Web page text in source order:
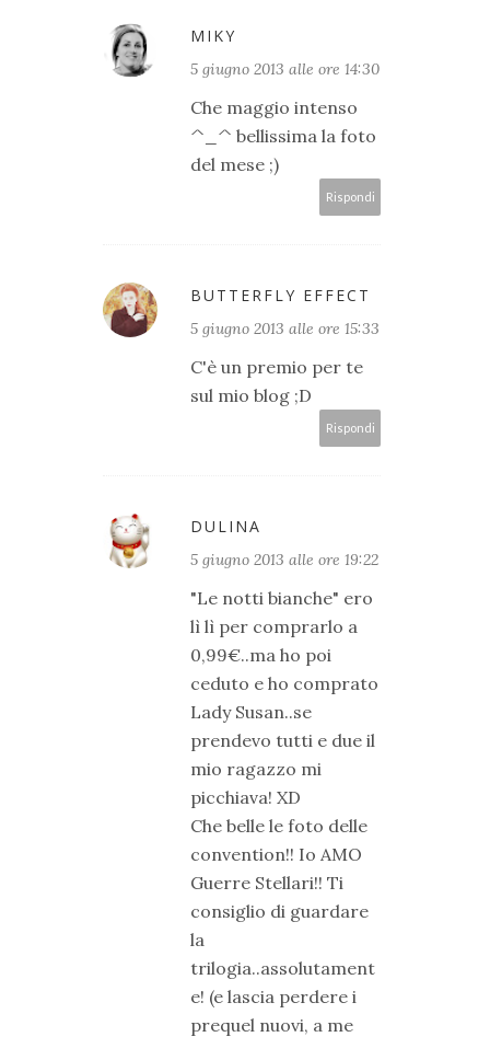
MIKY
5 giugno 2013 alle ore 14:30
Che maggio intenso
^_^ bellissima la foto
del mese ;)
Rispondi
BUTTERFLY EFFECT
5 giugno 2013 alle ore 15:33
C'è un premio per te
sul mio blog ;D
Rispondi
DULINA
5 giugno 2013 alle ore 19:22
"Le notti bianche" ero
lì lì per comprarlo a
0,99€..ma ho poi
ceduto e ho comprato
Lady Susan..se
prendevo tutti e due il
mio ragazzo mi
picchiava! XD
Che belle le foto delle
convention!! Io AMO
Guerre Stellari!! Ti
consiglio di guardare
la
trilogia..assolutament
e! (e lascia perdere i
prequel nuovi, a me